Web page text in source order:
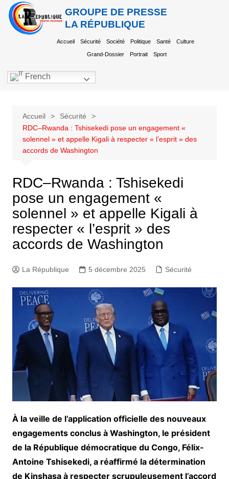
GROUPE DE PRESSE
LA RÉPUBLIQUE
Accueil Sécurité Société Politique Santé Culture
Grand-Dossier Portrait Sport
French
Accueil
Sécurité
RDC–Rwanda : Tshisekedi pose un engagement «
solennel » et appelle Kigali à respecter « l’esprit » des
accords de Washington
RDC–Rwanda : Tshisekedi
pose un engagement «
solennel » et appelle Kigali à
respecter « l’esprit » des
accords de Washington
La République 5 décembre 2025 Sécurité
À la veille de l’application officielle des nouveaux
engagements conclus à Washington, le président
de la République démocratique du Congo, Félix-
Antoine Tshisekedi, a réaffirmé la détermination
de Kinshasa à respecter scrupuleusement l’accord